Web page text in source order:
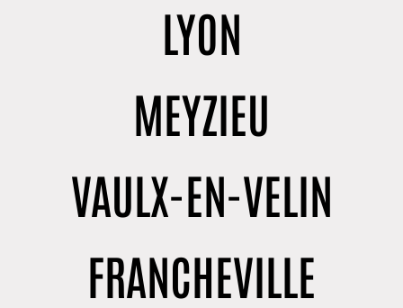
LYON
MEYZIEU
VAULX-EN-VELIN
FRANCHEVILLE